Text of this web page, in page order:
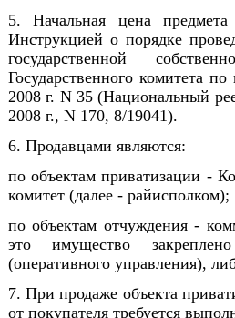
5. Начальная цена предмета
Инструкцией о порядке
государственной
Государственного комитета
2008 г. N 35 (Национальный
2008 г., N 170, 8/19041).
6. Продавцами являются:
по объектам приватизации -
комитет (далее - райисполком);
по объектам отчуждения -
это имущество
(оперативного управления),
7. При продаже объекта
от покупателя требуется